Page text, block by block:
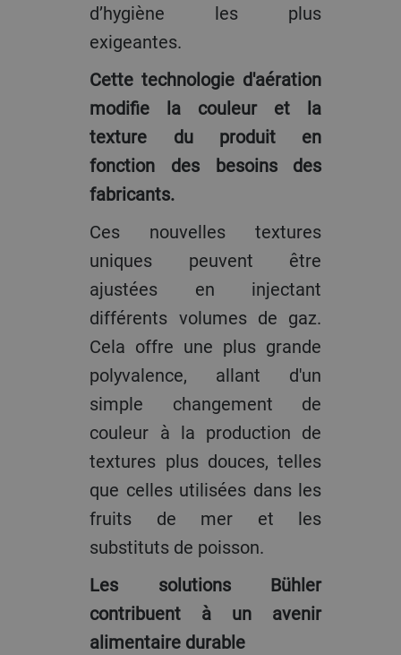
d’hygiène les plus
exigeantes.
Cette technologie d'aération
modifie la couleur et la
texture du produit en
fonction des besoins des
fabricants.
Ces nouvelles textures
uniques peuvent être
ajustées en injectant
différents volumes de gaz.
Cela offre une plus grande
polyvalence, allant d'un
simple changement de
couleur à la production de
textures plus douces, telles
que celles utilisées dans les
fruits de mer et les
substituts de poisson.
Les solutions Bühler
contribuent à un avenir
alimentaire durable